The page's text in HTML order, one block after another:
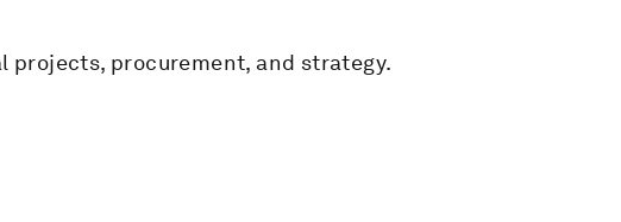
projects, procurement, and strategy.